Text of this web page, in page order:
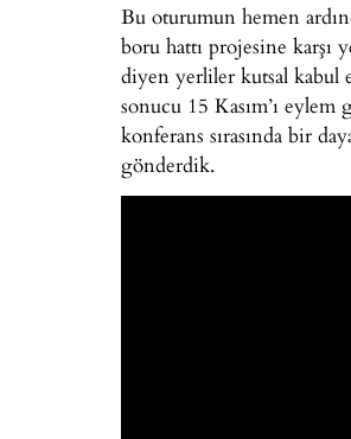
Bu oturumun hemen
boru hattı projesine
diyen yerliler kutsal kabul
sonucu 15 Kasım’ı
konferans sırasında bir
gönderdik.